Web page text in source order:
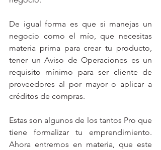
De igual forma es que si manejas un
negocio como el mío, que necesitas
materia prima para crear tu producto,
tener un Aviso de Operaciones es un
requisito mínimo para ser cliente de
proveedores al por mayor o aplicar a
créditos de compras.
Estas son algunos de los tantos Pro que
tiene formalizar tu emprendimiento.
Ahora entremos en materia, que este